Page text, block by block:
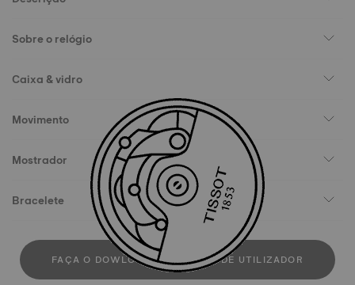
Sobre o relógio
Caixa & vidro
Movimento
Mostrador
Bracelete
FAÇA O DOWLOAD DO MANUAL DE UTILIZADOR